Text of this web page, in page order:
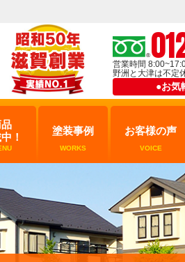
営業時間
野洲と大津
●お気
！
塗装事例
WORKS
お客様の声
VOICE